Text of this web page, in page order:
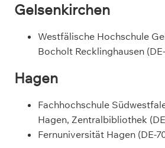
Gelsenkirchen
Westfälische Hochschule
Bocholt Recklinghausen
Hagen
Fachhochschule
Hagen, Zentralbibliothek
Fernuniversität Hagen (DE-